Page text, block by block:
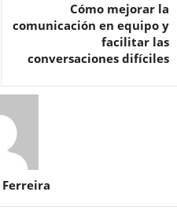
Cómo mejorar la
comunicación en equipo y
facilitar las
conversaciones difíciles
Ferreira